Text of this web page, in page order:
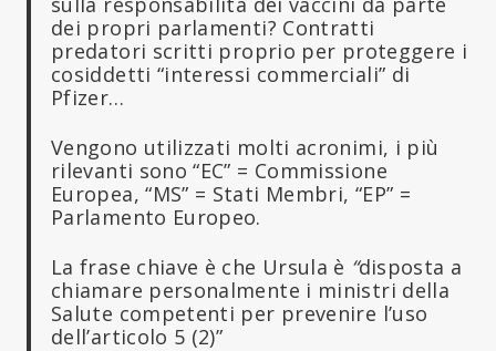
dei propri parlamenti? Contratti
predatori scritti proprio per proteggere i
cosiddetti “interessi commerciali” di
Pfizer…
Vengono utilizzati molti acronimi, i più
rilevanti sono “EC” = Commissione
Europea, “MS” = Stati Membri, “EP” =
Parlamento Europeo.
La frase chiave è che Ursula è “disposta a
chiamare personalmente i ministri della
Salute competenti per prevenire l’uso
dell’articolo 5 (2)”